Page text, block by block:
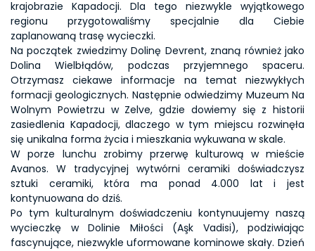
krajobrazie Kapadocji. Dla tego niezwykle wyjątkowego
regionu przygotowaliśmy specjalnie dla Ciebie
zaplanowaną trasę wycieczki.
Na początek zwiedzimy Dolinę Devrent, znaną również jako
Dolina Wielbłądów, podczas przyjemnego spaceru.
Otrzymasz ciekawe informacje na temat niezwykłych
formacji geologicznych. Następnie odwiedzimy Muzeum Na
Wolnym Powietrzu w Zelve, gdzie dowiemy się z historii
zasiedlenia Kapadocji, dlaczego w tym miejscu rozwinęła
się unikalna forma życia i mieszkania wykuwana w skale.
W porze lunchu zrobimy przerwę kulturową w mieście
Avanos. W tradycyjnej wytwórni ceramiki doświadczysz
sztuki ceramiki, która ma ponad 4.000 lat i jest
kontynuowana do dziś.
Po tym kulturalnym doświadczeniu kontynuujemy naszą
wycieczkę w Dolinie Miłości (Aşk Vadisi), podziwiając
fascynujące, niezwykle uformowane kominowe skały. Dzień